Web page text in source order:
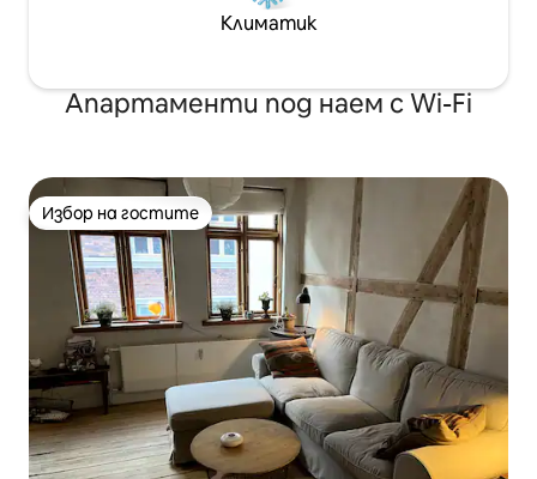
Климатик
Апартаменти под наем с Wi-Fi
Избор на гостите
Избор на гостите